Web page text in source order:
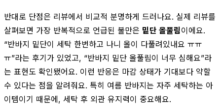
반대로 단점은 리뷰에서 비교적 분명하게 드러나요. 실제 리뷰를
살펴보면 가장 반복적으로 언급된 불만은 밑단 올풀림이에요.
“반바지 밑단이 세탁 한번하고 나니 올이 다풀려있내요 ㅠㅠ
ㅠ”라는 후기가 있었고, “반바지 밑단 올풀림이 너무 심해요”라
는 표현도 확인됐어요. 이런 반응은 마감 상태가 기대보다 약할
수 있다는 점을 알려줘요. 특히 여름 반바지는 자주 세탁하는 아
이템이기 때문에, 세탁 후 외관 유지력이 중요해요.